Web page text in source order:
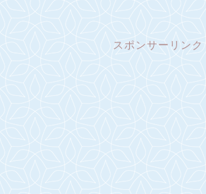
スポンサーリンク